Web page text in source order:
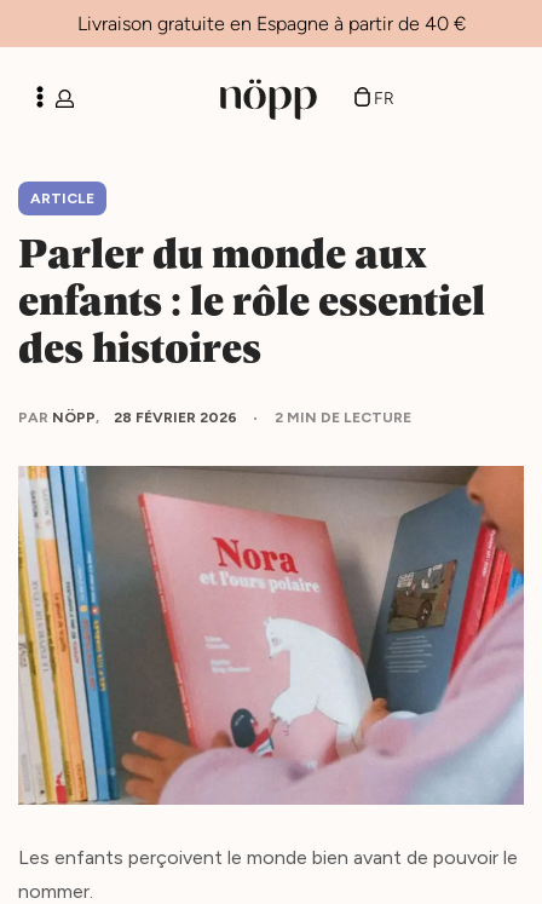
Livraison gratuite en Espagne à partir de 40 €
FR
EN
ARTICLE
Parler du monde aux
enfants : le rôle essentiel
des histoires
PAR NÖPP 28 FÉVRIER 2026 2 MIN DE LECTURE
Les enfants perçoivent le monde bien avant de pouvoir le
nommer.